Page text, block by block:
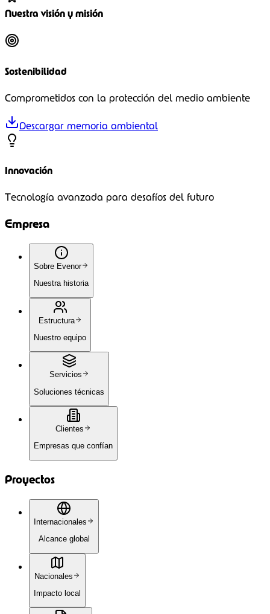
Nuestra visión y misión
Sostenibilidad
Comprometidos con la protección del medio ambiente
Descargar memoria ambiental
Innovación
Tecnología avanzada para desafíos del futuro
Empresa
Sobre Evenor
Nuestra historia
Estructura
Nuestro equipo
Servicios
Soluciones técnicas
Clientes
Empresas que confían
Proyectos
Internacionales
Alcance global
Nacionales
Impacto local